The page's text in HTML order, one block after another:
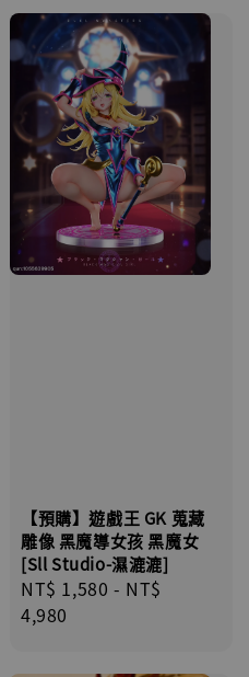
列蒐藏雕像 悟空 鳥山
【預購】遊戲王 GK 蒐藏
雕像 黑魔導女孩 黑魔女
[Sll Studio-濕漉漉]
Regular
price
NT$ 1,580 - NT$
4,980